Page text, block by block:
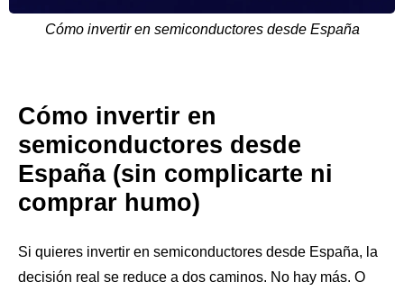
Cómo invertir en semiconductores desde España
Cómo invertir en
semiconductores desde
España (sin complicarte ni
comprar humo)
Si quieres invertir en semiconductores desde España, la
decisión real se reduce a dos caminos. No hay más. O